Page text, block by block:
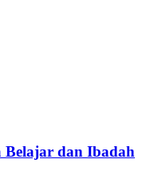
dan Ibadah